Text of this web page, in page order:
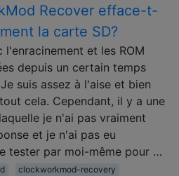
Recover efface-t-
la carte SD?
l'enracinement et les ROM
depuis un certain temps
suis assez à l'aise et bien
cela. Cependant, il y a une
je n'ai pas vraiment
et je n'ai pas eu
tester par moi-même pour …
clockworkmod-recovery